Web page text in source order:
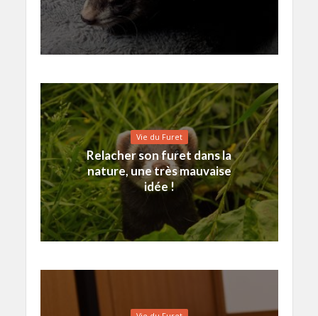
Vie du Furet
Relacher son furet dans la
nature, une très mauvaise
idée !